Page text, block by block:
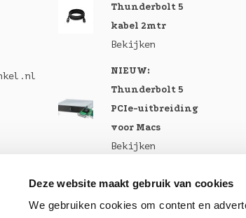
Deze website maakt gebruik van cookies
We gebruiken cookies om content en
Thunderbolt 5
kabel 2mtr
Bekijken
NIEUW:
Thunderbolt 5
PCIe-uitbreiding
voor Macs
Bekijken
MacBook Pro M5
Pro en M5 Max